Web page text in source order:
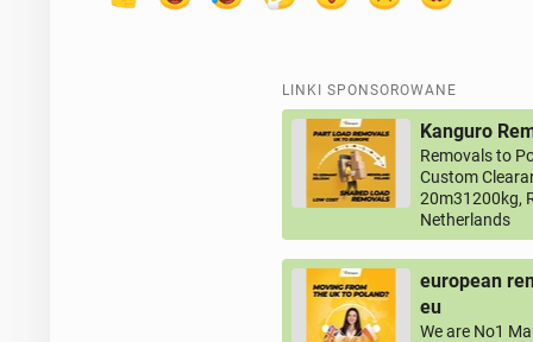
LINKI SPONSOROWANE
Kanguro
Removals to
Custom
20m31200kg,
Netherlands
european
eu
We are No1